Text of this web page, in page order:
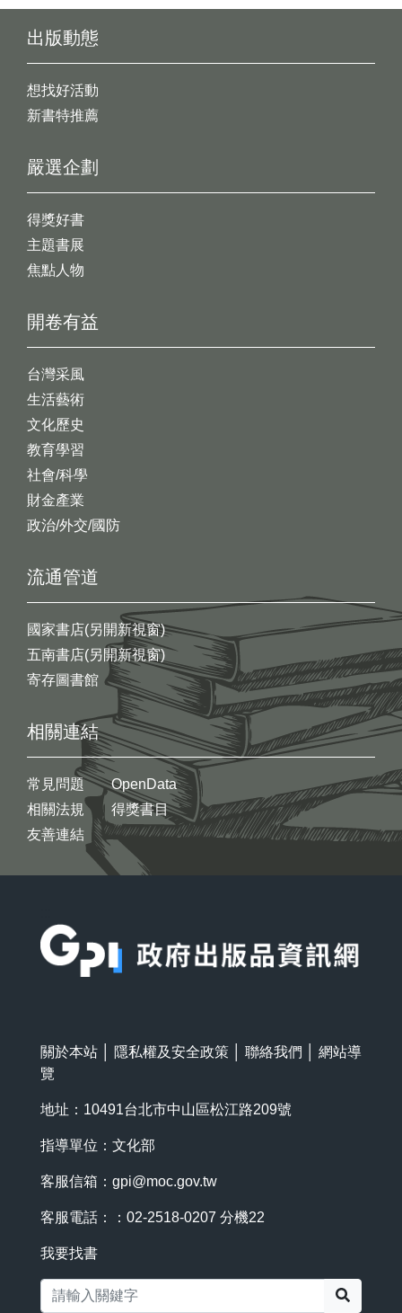
出版動態
想找好活動
新書特推薦
開卷有益
台灣采風
生活藝術
文化歷史
教育學習
社會/科學
財金產業
政治/外交/國防
嚴選企劃
得獎好書
主題書展
焦點人物
流通管道
國家書店(另開新視窗)
五南書店(另開新視窗)
寄存圖書館
相關連結
常見問題
相關法規
友善連結
OpenData
得獎書目
關於本站 隱私權及安全政策 聯絡我們
網站導
覽
地址：10491台北市中山區松江路209號
指導單位：文化部
客服信箱： gpi@moc.gov.tw
客服電話：：02-2518-0207 分機22
我要找書